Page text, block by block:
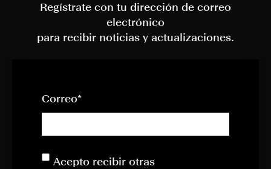
Regístrate con tu dirección de correo
electrónico
para recibir noticias y actualizaciones.
Correo*
Acepto recibir otras